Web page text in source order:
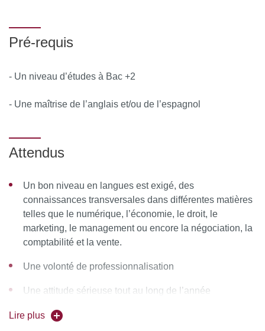
Pré-requis
- Un niveau d’études à Bac +2
- Une maîtrise de l’anglais et/ou de l’espagnol
Attendus
Un bon niveau en langues est exigé, des
connaissances transversales dans différentes matières
telles que le numérique, l’économie, le droit, le
marketing, le management ou encore la négociation, la
comptabilité et la vente.
Une volonté de professionnalisation
Une attitude sérieuse tout au long de l’année
Lire plus